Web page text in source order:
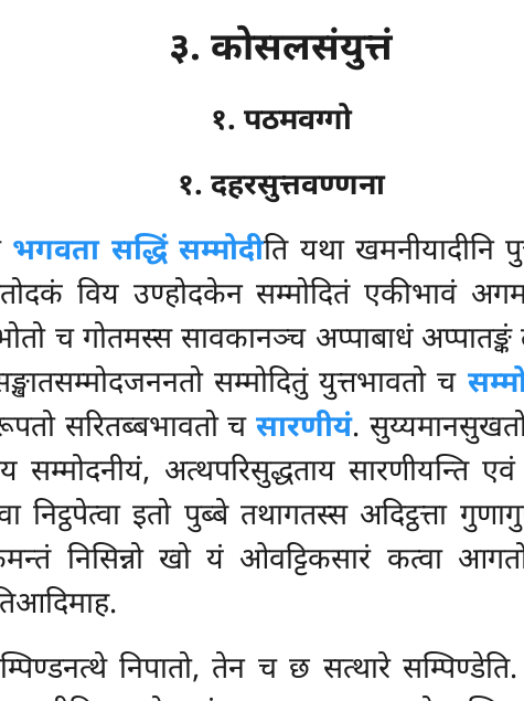
३. कोसलसंयुत्तं
१. पठमवग्गो
१. दहरसुत्तवण्णना
भगवता सद्धिं सम्मोदीति यथा खमनीयादीनि
विय उण्होदकेन सम्मोदितं एकीभावं
च गोतमस्स सावकानञ्च अप्पाबाधं अप्पातङ्कं
सम्मोदितुं युत्तभावतो च
सरितब्बभावतो चसारणीयं.
सम्मोदनीयं, अत्थपरिसुद्धताय सारणीयन्ति
निट्ठपेत्वा इतो पुब्बे तथागतस्स अदिट्ठत्ता
निसिन्नो खो यं ओवट्टिकसारं कत्वा
निपातो, तेन च छ सत्थारे सम्पिण्डेति.